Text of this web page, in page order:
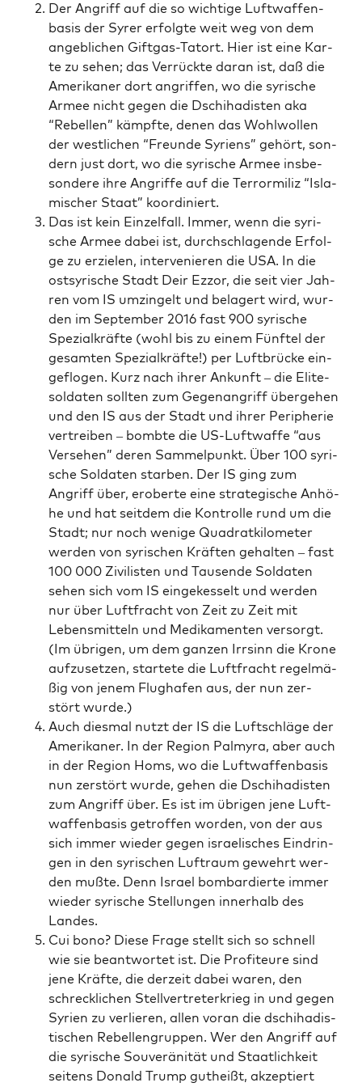
Der Angriff auf die so wich­ti­ge Luft­waf­fen­
ba­sis der Syrer erfolg­te weit weg von dem
angeb­li­chen Gift­gas-Tat­ort. Hier ist eine Kar­
te zu sehen; das Ver­rück­te dar­an ist, daß die
Ame­ri­ka­ner dort angrif­fen, wo die syri­sche
Armee nicht gegen die Dschi­ha­dis­ten aka
“Rebel­len” kämpf­te, denen das Wohl­wol­len
der west­li­chen “Freun­de Syri­ens” gehört, son­
dern just dort, wo die syri­sche Armee ins­be­
son­de­re ihre Angrif­fe auf die Ter­ror­mi­liz “Isla­
mi­scher Staat” koordiniert.
Das ist kein Ein­zel­fall. Immer, wenn die syri­
sche Armee dabei ist, durch­schla­gen­de Erfol­
ge zu erzie­len, inter­ve­nie­ren die USA. In die
ost­sy­ri­sche Stadt Deir Ezz­or, die seit vier Jah­
ren vom IS umzin­gelt und bela­gert wird, wur­
den im Sep­tem­ber 2016 fast 900 syri­sche
Spe­zi­al­kräf­te (wohl bis zu einem Fünf­tel der
gesam­ten Spe­zi­al­kräf­te!) per Luft­brü­cke ein­
ge­flo­gen. Kurz nach ihrer Ankunft – die Eli­te­
sol­da­ten soll­ten zum Gegen­an­griff über­ge­hen
und den IS aus der Stadt und ihrer Peri­phe­rie
ver­trei­ben – bomb­te die US-Luft­waf­fe “aus
Ver­se­hen” deren Sam­mel­punkt. Über 100 syri­
sche Sol­da­ten star­ben. Der IS ging zum
Angriff über, erober­te eine stra­te­gi­sche Anhö­
he und hat seit­dem die Kon­trol­le rund um die
Stadt; nur noch weni­ge Qua­drat­ki­lo­me­ter
wer­den von syri­schen Kräf­ten gehal­ten – fast
100 000 Zivi­lis­ten und Tau­sen­de Sol­da­ten
sehen sich vom IS ein­ge­kes­selt und wer­den
nur über Luft­fracht von Zeit zu Zeit mit
Lebens­mit­teln und Medi­ka­men­ten ver­sorgt.
(Im übri­gen, um dem gan­zen Irr­sinn die Kro­ne
auf­zu­set­zen, star­te­te die Luft­fracht regel­mä­
ßig von jenem Flug­ha­fen aus, der nun zer­
stört wurde.)
Auch dies­mal nutzt der IS die Luft­schlä­ge der
Ame­ri­ka­ner. In der Regi­on Pal­my­ra, aber auch
in der Regi­on Homs, wo die Luft­waf­fen­ba­sis
nun zer­stört wur­de, gehen die Dschi­ha­dis­ten
zum Angriff über. Es ist im übri­gen jene Luft­
waf­fen­ba­sis getrof­fen wor­den, von der aus
sich immer wie­der gegen israe­li­sches Ein­drin­
gen in den syri­schen Luft­raum gewehrt wer­
den muß­te. Denn Isra­el bom­bar­dier­te immer
wie­der syri­sche Stel­lun­gen inner­halb des
Landes.
Cui bono? Die­se Fra­ge stellt sich so schnell
wie sie beant­wor­tet ist. Die Pro­fi­teu­re sind
jene Kräf­te, die der­zeit dabei waren, den
schreck­li­chen Stell­ver­tre­ter­krieg in und gegen
Syri­en zu ver­lie­ren, allen vor­an die dschi­ha­dis­
ti­schen Rebel­len­grup­pen. Wer den Angriff auf
die syri­sche Sou­ve­rä­ni­tät und Staat­lich­keit
sei­tens Donald Trump gut­heißt, akzep­tiert